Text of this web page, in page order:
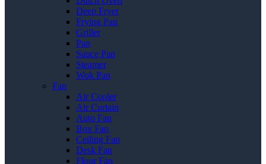
Deep Fryer
Frying Pan
Griller
Pan
Sauce Pan
Steamer
Wok Pan
Fan
Air Cooler
Air Curtain
Auto Fan
Box Fan
Ceiling Fan
Desk Fan
Floor Fan